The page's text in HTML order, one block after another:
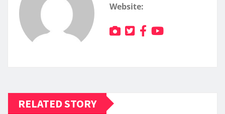
Website:
RELATED STORY